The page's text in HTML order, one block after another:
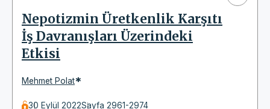
Nepotizmin Üretkenlik Karşıtı
İş Davranışları Üzerindeki
Etkisi
Mehmet Polat*
30 Eylül 2022Sayfa 2961-2974